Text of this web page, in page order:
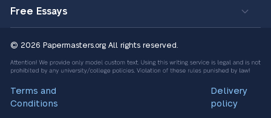
Free Essays
© 2026 Papermasters.org All rights reserved.
Terms and
Conditions
Delivery
policy